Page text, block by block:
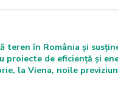
teren în România și
proiecte de eficiență și
la Viena, noile